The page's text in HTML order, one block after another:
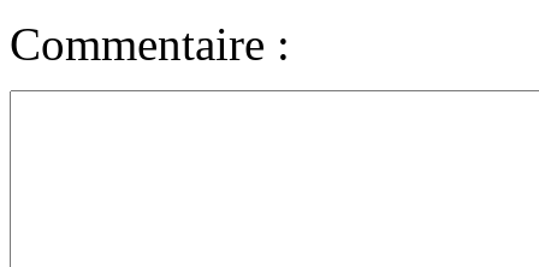
Commentaire :